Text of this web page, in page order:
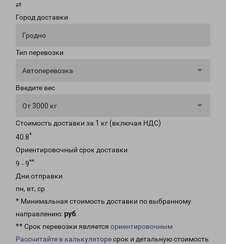
⇄
Город доставки
Гродно
Тип перевозки
Автоперевозка
Введите вес
От 3000 кг
Стоимость доставки за 1 кг (включая НДС)
40.8*
Ориентировочный срок доставки
9 - 9**
Дни отправки
пн, вт, ср
* Минимальная стоимость доставки по выбранному
направлению: руб.
** Срок перевозки является ориентировочным
Рассчитайте в калькуляторесрок и детальную стоимость